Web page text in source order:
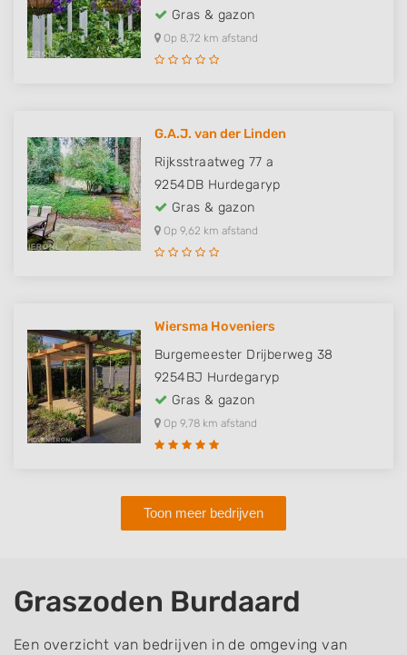
Gras & gazon
Op 8,72 km afstand
G.A.J. van der Linden
Rijksstraatweg 77 a
9254DB Hurdegaryp
Gras & gazon
Op 9,62 km afstand
Wiersma Hoveniers
Burgemeester Drijberweg 38
9254BJ Hurdegaryp
Gras & gazon
Op 9,78 km afstand
Toon meer bedrijven
Graszoden Burdaard
Een overzicht van bedrijven in de omgeving van